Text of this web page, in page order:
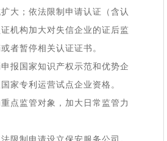
大；依法限制申请认证（含认
机构加大对失信企业的证后监
者暂停相关认证证书。
国家知识产权示范和优势企
家专利运营试点企业资格。
监管对象，加大日常监管力